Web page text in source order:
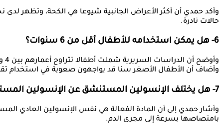
حالات نادرة.
6- هل يمكن استخدامه للأطفال أقل من 6 سنوات؟
وأوضح أن الدراسات السريرية شملت أطفالا تتراوح أعمارهم بين 4 و17 عاما، إلا أن عدد المشاركين دون السادسة كان محدودًا، لذلك جاءت الموافقة التنظيمية للأطفال بدءا من عمر 6 سنوات.
وأضاف أن الأطفال الأصغر سنا قد يواجهون صعوبة في استخدام
7- هل يختلف الإنسولين المستنشق عن الإنسولين المستخدم في الحقن؟
وأشار حمدي إلى أن المادة الفعالة هي نفس الإنسولين العادي
بامتصاصها بسرعة إلى مجرى الدم.